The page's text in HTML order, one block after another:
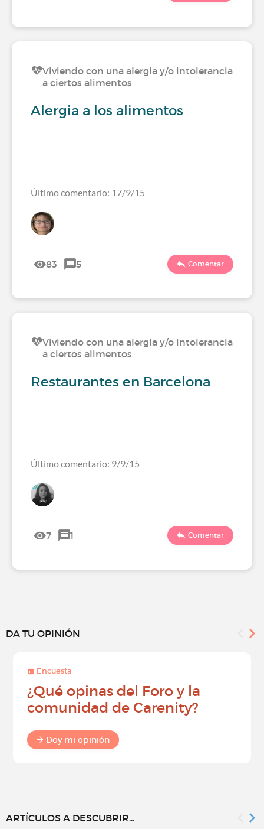
Viviendo con una alergia y/o intolerancia
a ciertos alimentos
Alergia a los alimentos
Último comentario: 17/9/15
83 5 Comentar
Viviendo con una alergia y/o intolerancia
a ciertos alimentos
Restaurantes en Barcelona
Último comentario: 9/9/15
7 1 Comentar
DA TU OPINIÓN
Encuesta
¿Qué opinas del Foro y la
comunidad de Carenity?
Doy mi opinión
ARTÍCULOS A DESCUBRIR...